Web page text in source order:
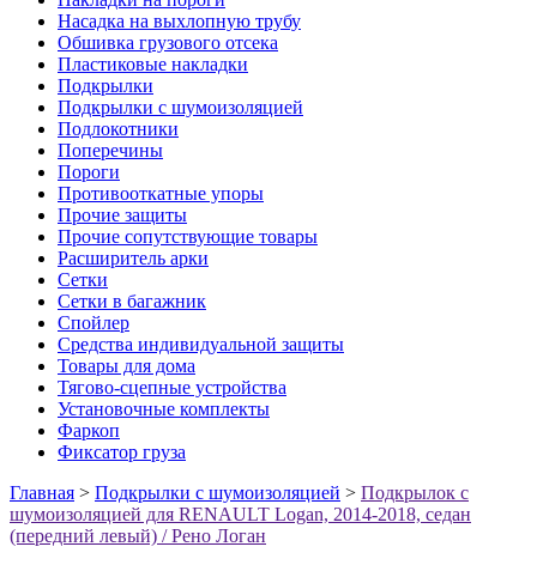
Насадка на выхлопную трубу
Обшивка грузового отсека
Пластиковые накладки
Подкрылки
Подкрылки с шумоизоляцией
Подлокотники
Поперечины
Пороги
Противооткатные упоры
Прочие защиты
Прочие сопутствующие товары
Расширитель арки
Сетки
Сетки в багажник
Спойлер
Средства индивидуальной защиты
Товары для дома
Тягово-сцепные устройства
Установочные комплекты
Фаркоп
Фиксатор груза
Главная > Подкрылки с шумоизоляцией > Подкрылок с
шумоизоляцией для RENAULT Logan, 2014-2018, седан
(передний левый) / Рено Логан